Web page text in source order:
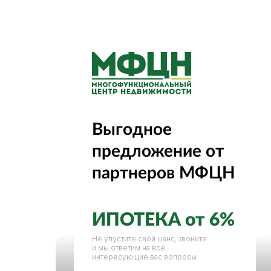
ИПОТЕКА от 6%
Не упустите свой шанс, звоните
и мы ответим на все
интересующие вас вопросы
Выгодное
предложение от
партнеров МФЦН